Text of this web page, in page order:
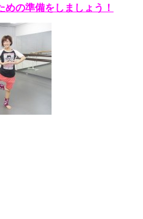
の準備をしましょう！